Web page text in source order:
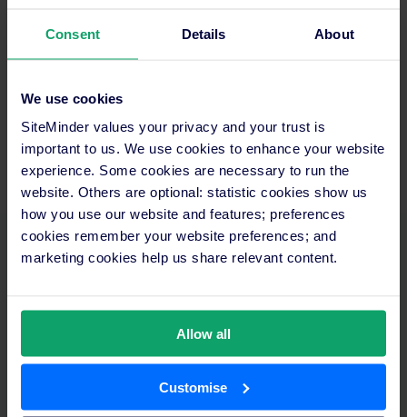
Consent Details About
We use cookies
SiteMinder values your privacy and your trust is
important to us. We use cookies to enhance your website
experience. Some cookies are necessary to run the
website. Others are optional: statistic cookies show us
how you use our website and features; preferences
cookies remember your website preferences; and
marketing cookies help us share relevant content.
Allow all
Customise
oportunidades de
demanda y aprovéchalas
en segundos.